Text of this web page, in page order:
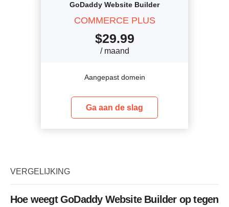
GoDaddy Website Builder
COMMERCE PLUS
$29.99
/ maand
Aangepast domein
Ga aan de slag
VERGELIJKING
Hoe weegt GoDaddy Website Builder op tegen